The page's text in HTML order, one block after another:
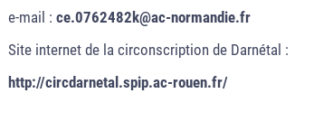
e-mail : ce.0762482k@ac-normandie.fr
Site internet de la circonscription de Darnétal :
http://circdarnetal.spip.ac-rouen.fr/